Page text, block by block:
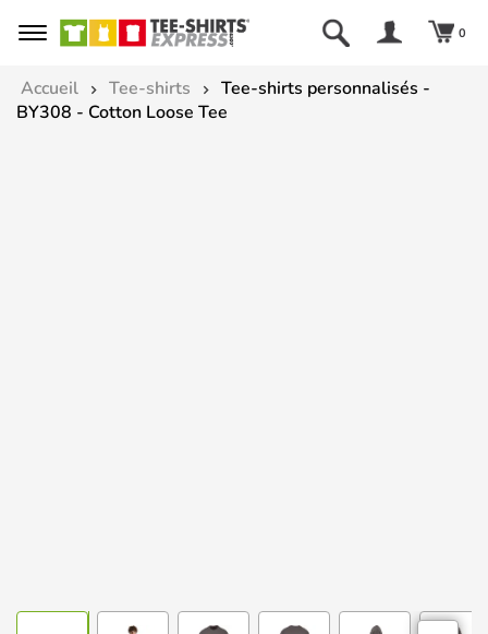
0
Accueil Tee-shirts
Tee-shirts personnalisés -
BY308 - Cotton Loose Tee